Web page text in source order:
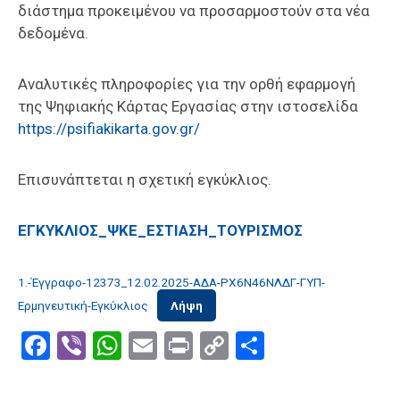
διάστημα προκειμένου να προσαρμοστούν στα νέα
δεδομένα.
Αναλυτικές πληροφορίες για την ορθή εφαρμογή
της Ψηφιακής Κάρτας Εργασίας στην ιστοσελίδα
https://psifiakikarta.gov.gr/
Επισυνάπτεται η σχετική εγκύκλιος.
ΕΓΚΥΚΛΙΟΣ_ΨΚΕ_ΕΣΤΙΑΣΗ_ΤΟΥΡΙΣΜΟΣ
1.-Έγγραφο-12373_12.02.2025-ΑΔΑ-ΡΧ6Ν46ΝΛΔΓ-ΓΥΠ-
Ερμηνευτική-Εγκύκλιος
Λήψη
Facebook
ViberWhatsApp
EmailPrintCopy